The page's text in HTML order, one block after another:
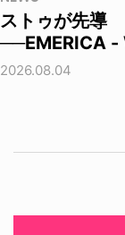
ストゥが先導
──EMERICA -
2026.08.04